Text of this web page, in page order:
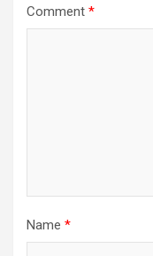
Comment *
Name *